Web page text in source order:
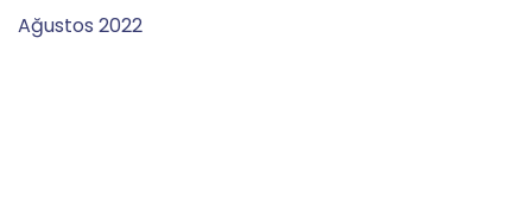
Ağustos 2022